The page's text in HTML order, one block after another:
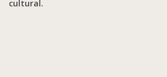
cultural.